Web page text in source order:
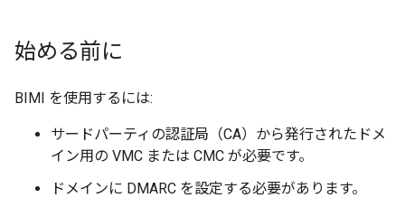
始める前に
BIMI を使用するには:
サードパーティの認証局（CA）から発行されたドメ
イン用の VMC または CMC が必要です。
ドメインに DMARC を設定する必要があります。